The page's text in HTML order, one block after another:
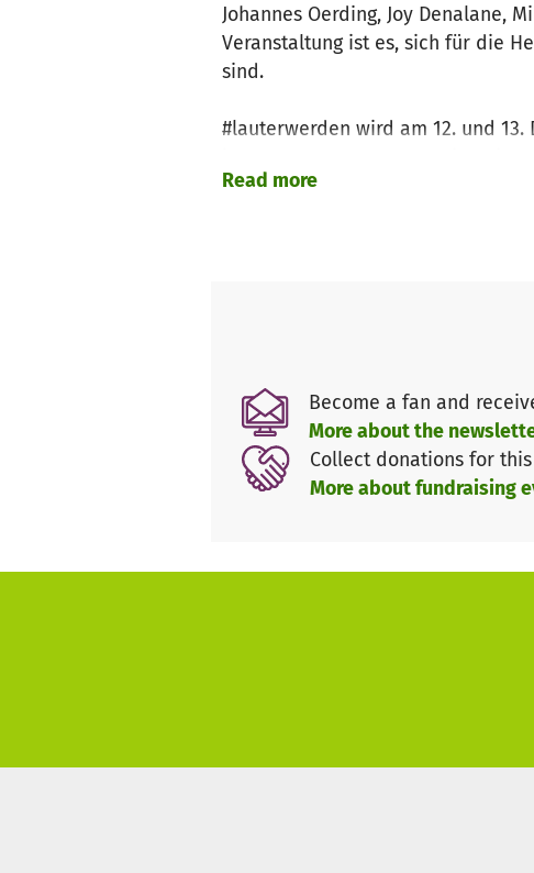
Johannes Oerding, Joy Denalane,
Veranstaltung ist es, sich für die
sind.
#lauterwerden wird am 12. und
Teams hinter den Kulissen
Read more
Become a fan and
More about the
Collect donations for
More about fundraising